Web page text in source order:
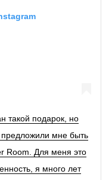
такой подарок, но
мне быть
Room. Для меня это
я много лет